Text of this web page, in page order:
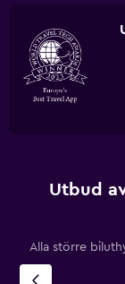
Utbud
Alla större